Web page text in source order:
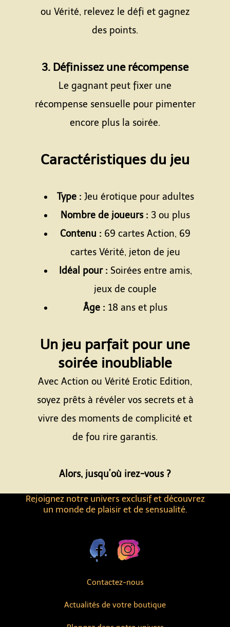
Contactez-nous
Actualités de votre boutique
Rejoignez notre univers exclusif et découvrez
un monde de plaisir et de sensualité.
ou Vérité, relevez le défi et gagnez
des points.
3. Définissez une récompense
Le gagnant peut fixer une
récompense sensuelle pour pimenter
encore plus la soirée.
Caractéristiques du jeu
Type : Jeu érotique pour adultes
Nombre de joueurs : 3 ou plus
Contenu : 69 cartes Action, 69
cartes Vérité, jeton de jeu
Idéal pour : Soirées entre amis,
jeux de couple
Âge : 18 ans et plus
Un jeu parfait pour une
soirée inoubliable
Avec Action ou Vérité Erotic Edition,
soyez prêts à révéler vos secrets et à
vivre des moments de complicité et
de fou rire garantis.
Alors, jusqu’où irez-vous ?